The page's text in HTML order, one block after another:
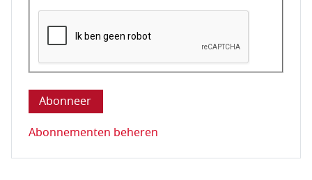
Deze vraag is om te controleren dat u een mens
Abonnementen beheren